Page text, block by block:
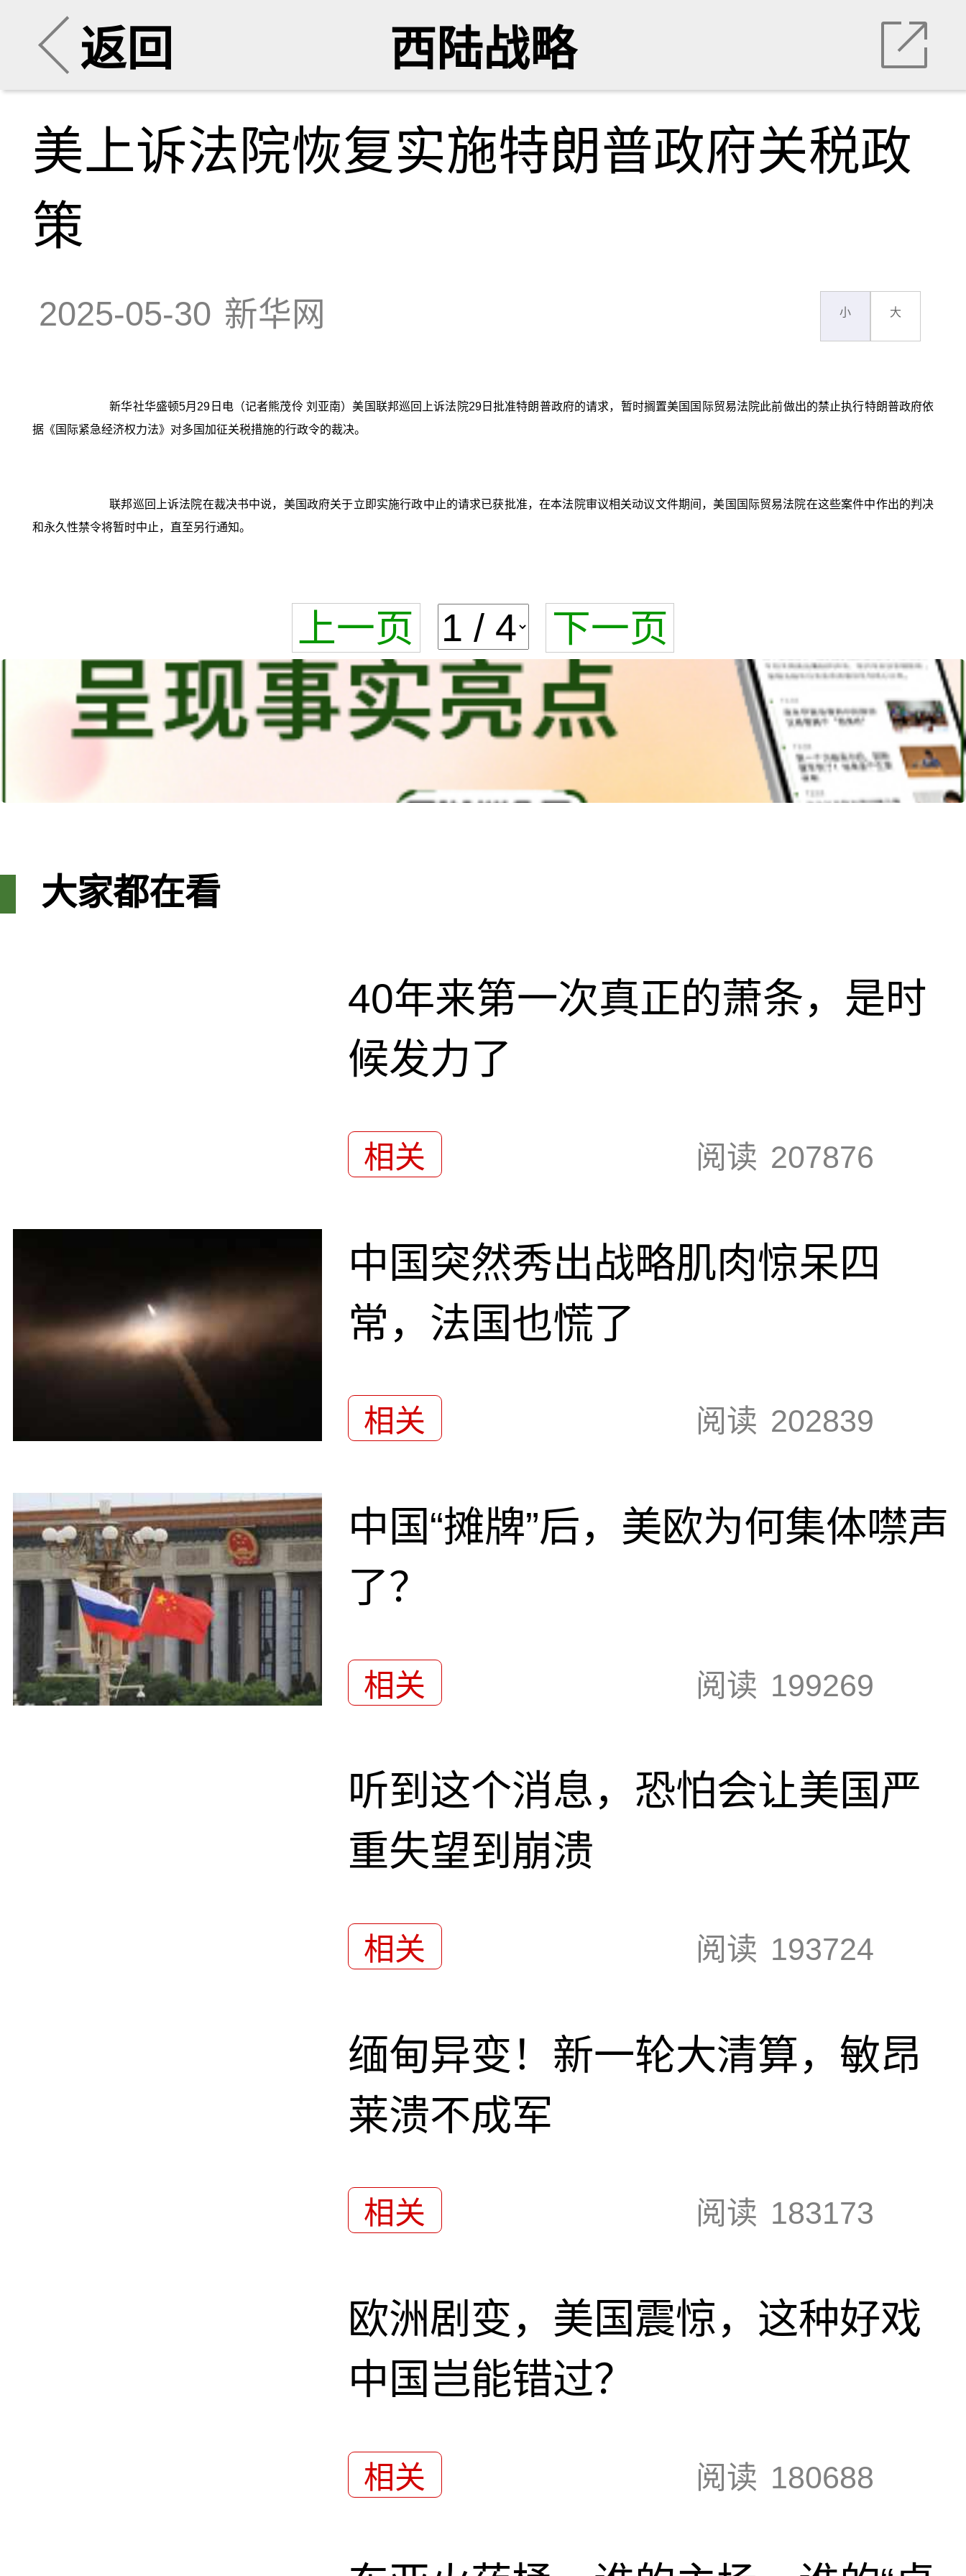
返回 西陆战略
美上诉法院恢复实施特朗普政府关税政
策
2025-05-30 新华网 小 大
新华社华盛顿5月29日电（记者熊茂伶 刘亚南）美国联邦巡回上诉法院29日批准特朗普政府的请求，暂时搁置美国国际贸易法院此前做出的禁止执行特朗普政府依
据《国际紧急经济权力法》对多国加征关税措施的行政令的裁决。
联邦巡回上诉法院在裁决书中说，美国政府关于立即实施行政中止的请求已获批准，在本法院审议相关动议文件期间，美国国际贸易法院在这些案件中作出的判决
和永久性禁令将暂时中止，直至另行通知。
上一页 下一页
大家都在看
40年来第一次真正的萧条，是时
候发力了
相关 阅读 207876
中国突然秀出战略肌肉惊呆四
常，法国也慌了
相关 阅读 202839
中国“摊牌”后，美欧为何集体噤声
了？
相关 阅读 199269
听到这个消息，恐怕会让美国严
重失望到崩溃
相关 阅读 193724
缅甸异变！新一轮大清算，敏昂
莱溃不成军
相关 阅读 183173
欧洲剧变，美国震惊，这种好戏
中国岂能错过？
相关 阅读 180688